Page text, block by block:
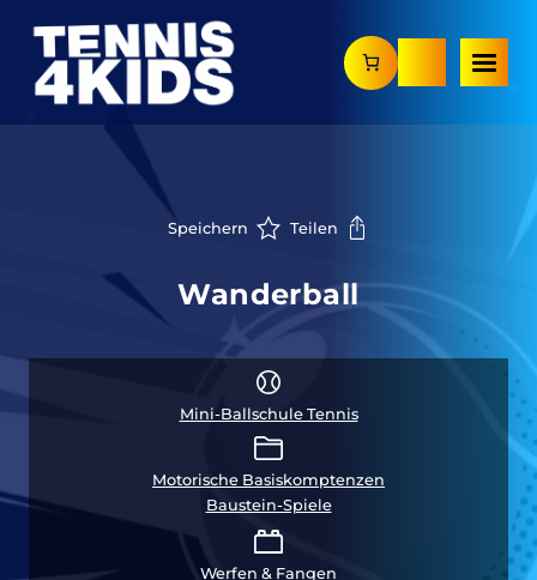
Inhalt
springen
Speichern Teilen
Wanderball
Mini-Ballschule Tennis
Motorische Basiskomptenzen
Baustein-Spiele
Werfen & Fangen